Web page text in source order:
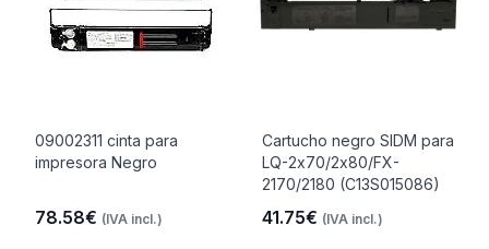
09002311 cinta para
impresora Negro
78.58€ (IVA incl.)
Cartucho negro SIDM para
LQ-2x70/2x80/FX-
2170/2180 (C13S015086)
41.75€ (IVA incl.)